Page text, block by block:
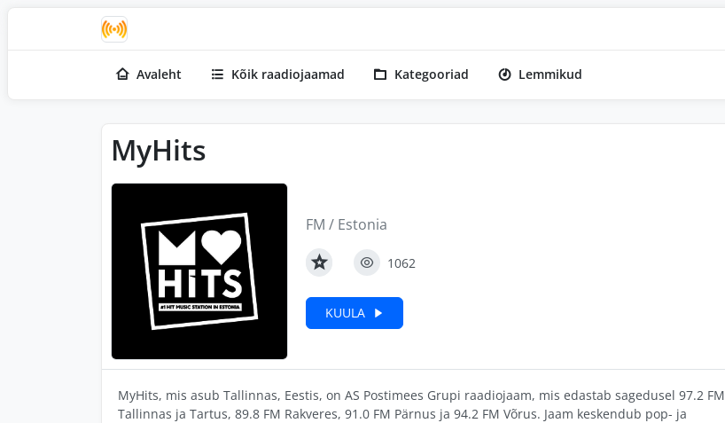
Avaleht Kõik raadiojaamad Kategooriad Lemmikud
MyHits
FM / Estonia
1062
KUULA
MyHits, mis asub Tallinnas, Eestis, on AS Postimees Grupi raadiojaam, mis edastab sagedusel 97.2 FM
Tallinnas ja Tartus, 89.8 FM Rakveres, 91.0 FM Pärnus ja 94.2 FM Võrus. Jaam keskendub pop- ja